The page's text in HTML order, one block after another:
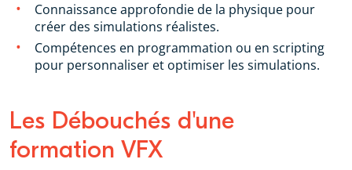
Connaissance approfondie de la physique pour
créer des simulations réalistes.
Compétences en programmation ou en scripting
pour personnaliser et optimiser les simulations.
Les Débouchés d'une
formation VFX